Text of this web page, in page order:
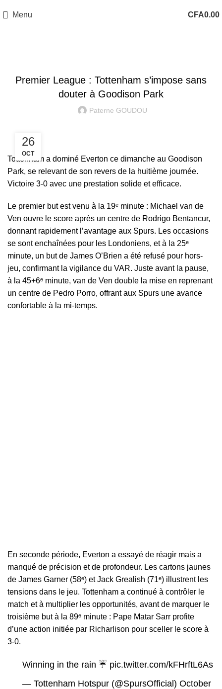
Menu CFA0.00
Premier League : Tottenham s’impose sans
douter à Goodison Park
Paterne GOUDOU
26
OCT
Tottenham a dominé Everton ce dimanche au Goodison
Park, se relevant de son revers de la huitième journée.
Victoire 3-0 avec une prestation solide et efficace.
Le premier but est venu à la 19ᵉ minute : Michael van de
Ven ouvre le score après un centre de Rodrigo Bentancur,
donnant rapidement l’avantage aux Spurs. Les occasions
se sont enchaînées pour les Londoniens, et à la 25ᵉ
minute, un but de James O’Brien a été refusé pour hors-
jeu, confirmant la vigilance du VAR. Juste avant la pause,
à la 45+6ᵉ minute, van de Ven double la mise en reprenant
un centre de Pedro Porro, offrant aux Spurs une avance
confortable à la mi-temps.
En seconde période, Everton a essayé de réagir mais a
manqué de précision et de profondeur. Les cartons jaunes
de James Garner (58ᵉ) et Jack Grealish (71ᵉ) illustrent les
tensions dans le jeu. Tottenham a continué à contrôler le
match et à multiplier les opportunités, avant de marquer le
troisième but à la 89ᵉ minute : Pape Matar Sarr profite
d’une action initiée par Richarlison pour sceller le score à
3-0.
Winning in the rain ☔️ pic.twitter.com/kFHrftL6As
— Tottenham Hotspur (@SpursOfficial) October